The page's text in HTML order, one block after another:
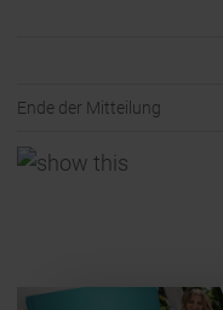
Ende der Mitteilung